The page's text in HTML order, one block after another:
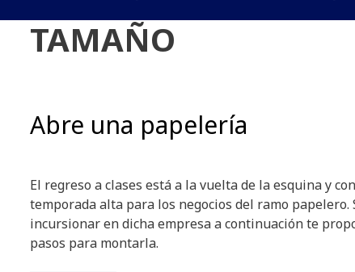
TAMAÑO
Abre una papelería
El regreso a clases está a la vuelta de la esquina y
temporada alta para los negocios del ramo papelero.
incursionar en dicha empresa a continuación te
pasos para montarla.